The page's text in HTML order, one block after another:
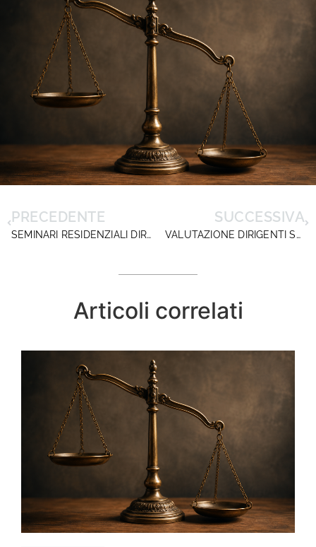
PRECEDENTE
SEMINARI RESIDENZIALI DIRIGENTISCUOLA: ADESIONI NUMEROSE, ULTIMI POSTI DISPONIBILI
SUCCESSIVA
VALUTAZIONE DIRIGENTI SCOLASTICI 2025/2026: INVITO ALLA VERIFICA DEI RISULTATI SULLA PIATTAFORMA SNV
Articoli correlati